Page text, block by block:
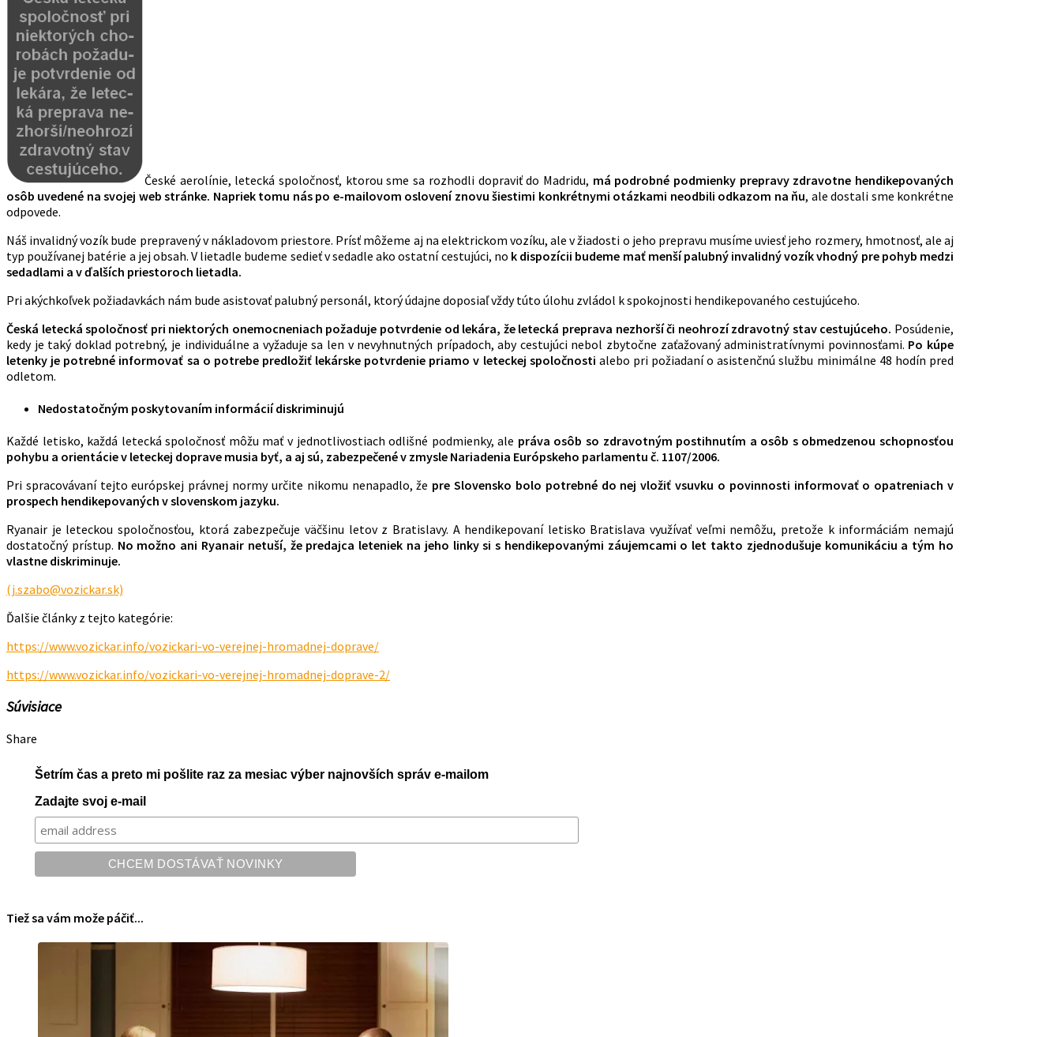
České aerolínie, letecká spoločnosť, ktorou sme sa rozhodli dopraviť do Madridu, má podrobné podmienky prepravy zdravotne hendikepovaných
osôb uvedené na svojej web stránke. Napriek tomu nás po e-mailovom oslovení znovu šiestimi konkrétnymi otázkami neodbili odkazom na ňu, ale dostali sme konkrétne
odpovede.
Náš invalidný vozík bude prepravený v nákladovom priestore. Prísť môžeme aj na elektrickom vozíku, ale v žiadosti o jeho prepravu musíme uviesť jeho rozmery, hmotnosť, ale aj
typ používanej batérie a jej obsah. V lietadle budeme sedieť v sedadle ako ostatní cestujúci, no k dispozícii budeme mať menší palubný invalidný vozík vhodný pre pohyb medzi
sedadlami a v ďalších priestoroch lietadla.
Pri akýchkoľvek požiadavkách nám bude asistovať palubný personál, ktorý údajne doposiaľ vždy túto úlohu zvládol k spokojnosti hendikepovaného cestujúceho.
Česká letecká spoločnosť pri niektorých onemocneniach požaduje potvrdenie od lekára, že letecká preprava nezhorší či neohrozí zdravotný stav cestujúceho. Posúdenie,
kedy je taký doklad potrebný, je individuálne a vyžaduje sa len v nevyhnutných prípadoch, aby cestujúci nebol zbytočne zaťažovaný administratívnymi povinnosťami. Po kúpe
letenky je potrebné informovať sa o potrebe predložiť lekárske potvrdenie priamo v leteckej spoločnosti alebo pri požiadaní o asistenčnú službu minimálne 48 hodín pred
odletom.
Nedostatočným poskytovaním informácií diskriminujú
Každé letisko, každá letecká spoločnosť môžu mať v jednotlivostiach odlišné podmienky, ale práva osôb so zdravotným postihnutím a osôb s obmedzenou schopnosťou
pohybu a orientácie v leteckej doprave musia byť, a aj sú, zabezpečené v zmysle Nariadenia Európskeho parlamentu č. 1107/2006.
Pri spracovávaní tejto európskej právnej normy určite nikomu nenapadlo, že pre Slovensko bolo potrebné do nej vložiť vsuvku o povinnosti informovať o opatreniach v
prospech hendikepovaných v slovenskom jazyku.
Ryanair je leteckou spoločnosťou, ktorá zabezpečuje väčšinu letov z Bratislavy. A hendikepovaní letisko Bratislava využívať veľmi nemôžu, pretože k informáciám nemajú
dostatočný prístup. No možno ani Ryanair netuší, že predajca leteniek na jeho linky si s hendikepovanými záujemcami o let takto zjednodušuje komunikáciu a tým ho
vlastne diskriminuje.
(j.szabo@vozickar.sk)
Ďalšie články z tejto kategórie:
https://www.vozickar.info/vozickari-vo-verejnej-hromadnej-doprave/
https://www.vozickar.info/vozickari-vo-verejnej-hromadnej-doprave-2/
Súvisiace
Share
Šetrím čas a preto mi pošlite raz za mesiac výber najnovších správ e-mailom
Zadajte svoj e-mail
Tiež sa vám može páčiť...